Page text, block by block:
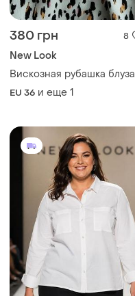
380 грн 8
New Look
Вискозная рубашка блуза
EU 36 и еще 1